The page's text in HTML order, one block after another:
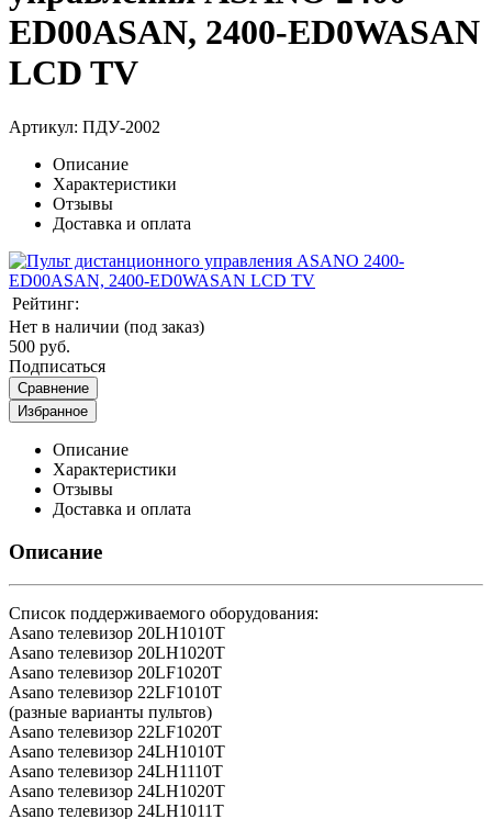
ED00ASAN, 2400-ED0WASAN
LCD TV
Артикул: ПДУ-2002
Описание
Характеристики
Отзывы
Доставка и оплата
Рейтинг:
Нет в наличии (под заказ)
500 руб.
Подписаться
Сравнение
Избранное
Описание
Характеристики
Отзывы
Доставка и оплата
Описание
Cписок поддерживаемого оборудования:
Asano телевизор 20LH1010T
Asano телевизор 20LH1020T
Asano телевизор 20LF1020T
Asano телевизор 22LF1010T
(разные варианты пультов)
Asano телевизор 22LF1020T
Asano телевизор 24LH1010T
Asano телевизор 24LH1110T
Asano телевизор 24LH1020T
Asano телевизор 24LH1011T